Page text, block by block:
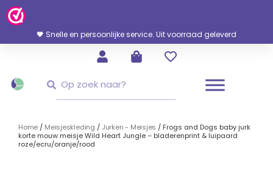
Ga
Naar
Inhoud
🖤 Snelle en persoonlijke service. Uit voorraad geleverd
Home / Meisjeskleding / Jurken - Meisjes / Frogs and Dogs baby jurk
korte mouw meisje Wild Heart Jungle – bladerenprint & luipaard
roze/ecru/oranje/rood